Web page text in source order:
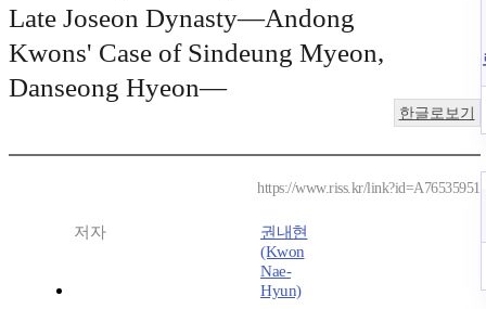
Late Joseon Dynasty—Andong
Kwons' Case of Sindeung Myeon,
Danseong Hyeon—
한글로보기
https://www.riss.kr/link?id=A76535951
저자
권내현
(Kwon
Nae-
Hyun)